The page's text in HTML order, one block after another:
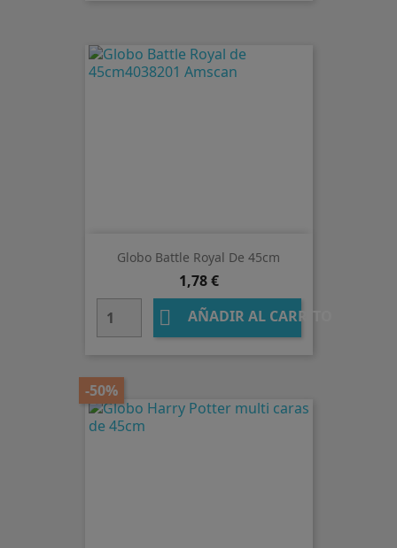
Globo Battle Royal De 45cm
Precio
1,78 €
 AÑADIR AL CARRITO
-50%